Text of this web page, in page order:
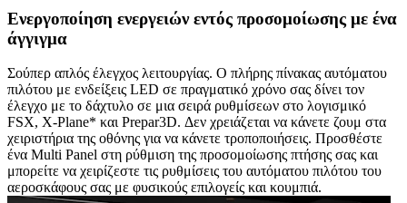
Ενεργοποίηση ενεργειών εντός προσομοίωσης με ένα
άγγιγμα
Σούπερ απλός έλεγχος λειτουργίας. Ο πλήρης πίνακας αυτόματου
πιλότου με ενδείξεις LED σε πραγματικό χρόνο σας δίνει τον
έλεγχο με το δάχτυλο σε μια σειρά ρυθμίσεων στο λογισμικό
FSX, X-Plane* και Prepar3D. Δεν χρειάζεται να κάνετε ζουμ στα
χειριστήρια της οθόνης για να κάνετε τροποποιήσεις. Προσθέστε
ένα Multi Panel στη ρύθμιση της προσομοίωσης πτήσης σας και
μπορείτε να χειρίζεστε τις ρυθμίσεις του αυτόματου πιλότου του
αεροσκάφους σας με φυσικούς επιλογείς και κουμπιά.